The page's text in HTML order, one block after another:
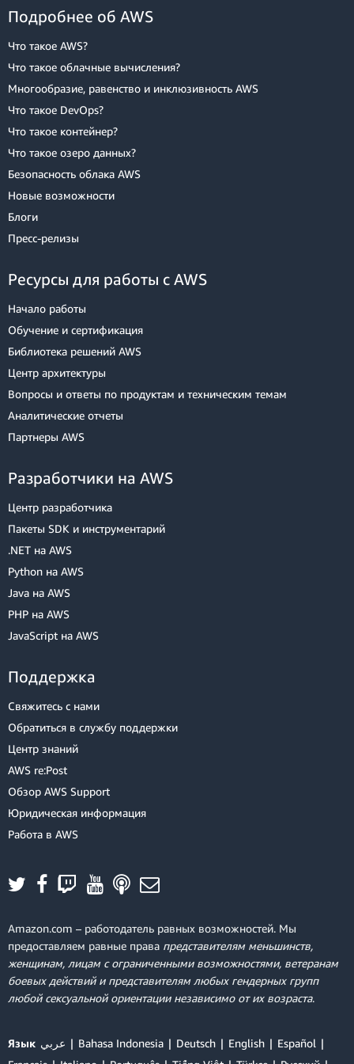
Получить профиль пользователя (
Найти открытые игры по карте (
Просмотр пользователей в игре (
Присоединить пользователя к игре (Запись)
Начать игру (Запись)
доступа:
Обновить игру для пользователя (
Обновить игру (Запись)
Найти все прошлые игры пользователя (
Выводы
Мы сопоставили все шаблоны доступа в игре. В следующих
DynamoDB.
Обратите внимание, что этап планирования может занять
несколько итераций. Сначала следует составить общее
представление о шаблонах доступа, необходимых вашему
приложению. Сопоставьте первичный ключ, вторичные индексы
и атрибуты в своей таблице. Вернитесь к началу и убедитесь, что
требования всех шаблонов доступа удовлетворены. После
Подробнее об AWS
Что такое AWS?
Что такое облачные вычисления?
Многообразие, равенство и инклюзивность AWS
Что такое DevOps?
Что такое контейнер?
Что такое озеро данных?
Безопасность облака AWS
Новые возможности
Блоги
Пресс‑релизы
Ресурсы для работы с AWS
Начало работы
Обучение и сертификация
Библиотека решений AWS
Центр архитектуры
Вопросы и ответы по продуктам и техническим темам
Аналитические отчеты
Партнеры AWS
Разработчики на AWS
Центр разработчика
Пакеты SDK и инструментарий
.NET на AWS
Python на AWS
Java на AWS
PHP на AWS
JavaScript на AWS
Поддержка
Свяжитесь с нами
Обратиться в службу поддержки
Центр знаний
AWS re:Post
Обзор AWS Support
Юридическая информация
Работа в AWS
Amazon.com – работодатель равных возможностей. Мы
предоставляем равные права представителям меньшинств,
женщинам, лицам с ограниченными возможностями, ветеранам
боевых действий и представителям любых гендерных групп
любой сексуальной ориентации независимо от их возраста.
Язык عربي Bahasa Indonesia Deutsch English
Español